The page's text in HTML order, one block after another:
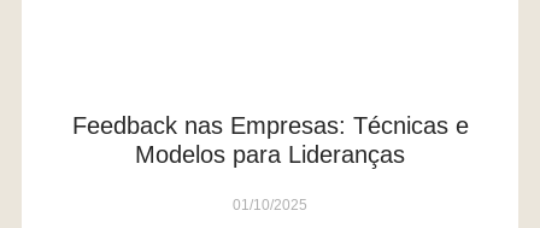
Feedback nas Empresas: Técnicas e
Modelos para Lideranças
01/10/2025